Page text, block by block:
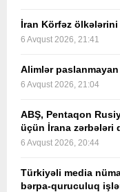
İran Körfəz
6 Avqust 2026, 21:41
Alimlər
6 Avqust 2026, 21:04
ABŞ, Pentaqon
üçün İrana zərbələri
6 Avqust 2026, 20:44
Türkiyəli media
bərpa-quruculuq